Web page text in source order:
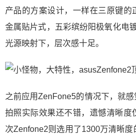
产品的方案设计，一样在三原键的
金属贴片式，五彩缤纷阳极氧化电
光源映射下，层次感十足。
之前应用ZenFone5的情况下，就
拍照实际效果还不错，遗憾清晰度
次Zenfone2则选用了1300万清晰度